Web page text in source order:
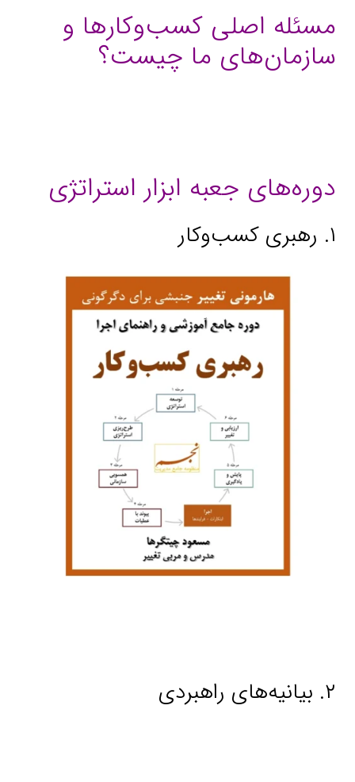
مسئله اصلی کسب‌وکارها و
سازمان‌های ما چیست؟
دوره‌های جعبه ابزار استراتژی
۱. رهبری کسب‌وکار
۲. بیانیه‌های راهبردی